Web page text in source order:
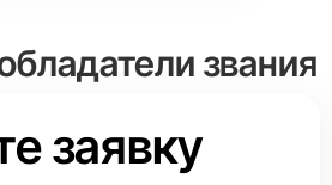
звания
Аналитического центра в каждой
заявку